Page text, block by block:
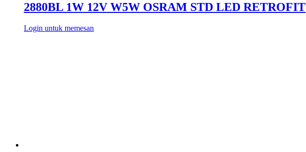
2880BL 1W 12V W5W OSRAM STD LED RETROFIT
Login untuk memesan